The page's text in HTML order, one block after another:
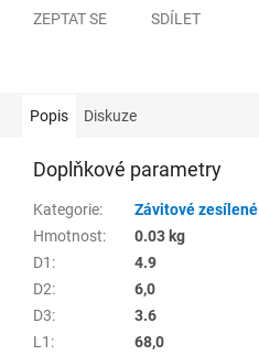
ZEPTAT SE SDÍLET
Popis Diskuze
Doplňkové parametry
Kategorie:
Závitové zesílené
Hmotnost:
0.03 kg
D1 :
4.9
D2:
6,0
D3:
3.6
L1 :
68,0